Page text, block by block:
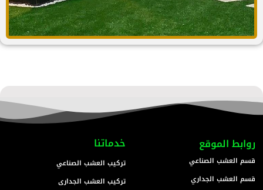
روابط الموقع
قسم العشب الصناعي
قسم العشب الجداري
خدماتنا
تركيب العشب الصناعي
تركيب العشب الجدارى